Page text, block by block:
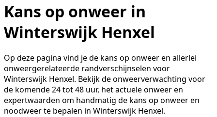
Kans op onweer in
Winterswijk Henxel
Op deze pagina vind je de kans op onweer en allerlei
onweergerelateerde randverschijnselen voor
Winterswijk Henxel. Bekijk de onweerverwachting voor
de komende 24 tot 48 uur, het actuele onweer en
expertwaarden om handmatig de kans op onweer en
noodweer te bepalen in Winterswijk Henxel.